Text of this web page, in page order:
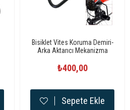
Bisiklet Vites Koruma Demiri-
Arka Aktarıcı Mekanizma
₺400,00
Sepete Ekle